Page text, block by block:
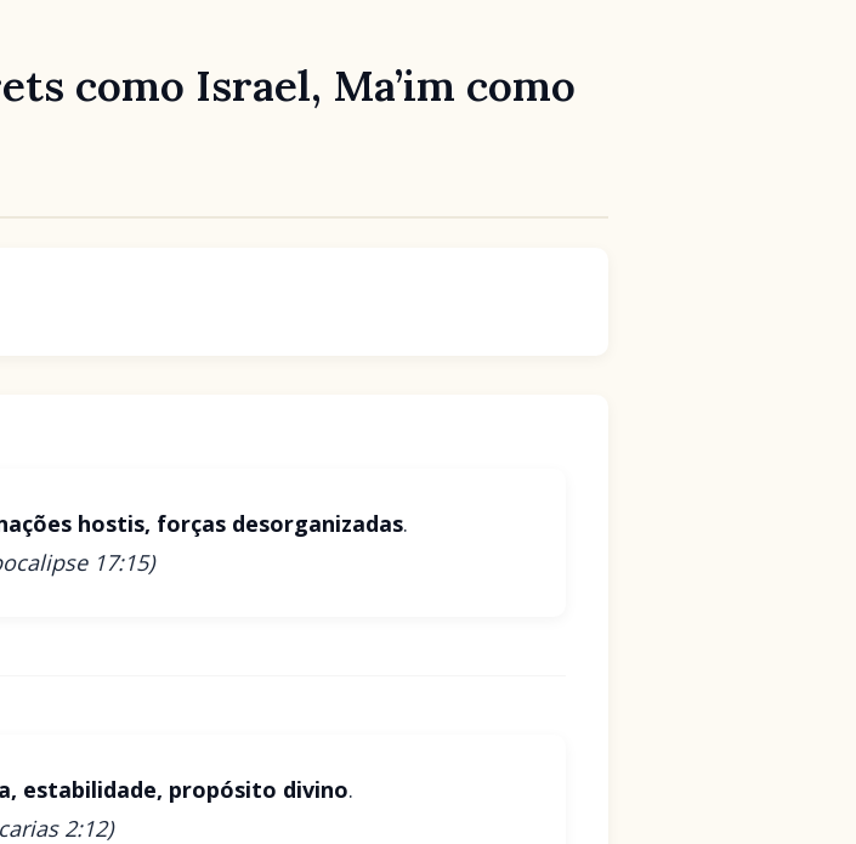
como Israel, Ma’im como
hostis, forças desorganizadas.
17:15)
estabilidade, propósito divino.
2:12)